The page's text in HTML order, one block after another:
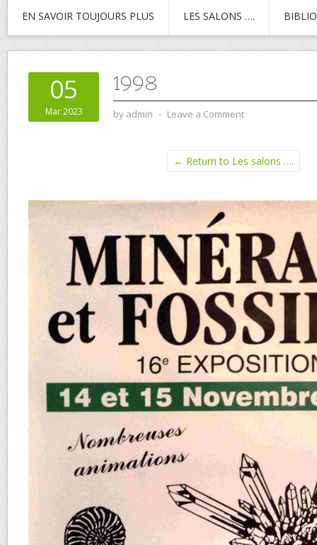
EN SAVOIR TOUJOURS PLUS LES SALONS ….
05
Mar 2023
1998
by admin ⋅ Leave a Comment
← Return to Les salons ….